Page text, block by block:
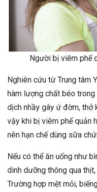
Người bị viêm phế
Nghiên cứu từ Trung tâm
hàm lượng chất béo
dịch nhầy gây ứ đờm, thở
vậy khi bị viêm phế quản
nên hạn chế dùng sữa
Nếu có thể ăn uống như
dinh dưỡng thông qua
Trường hợp mệt mỏi,